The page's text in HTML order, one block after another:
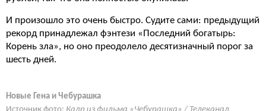
И произошло это очень быстро. Судите сами: предыдущий
рекорд принадлежал фэнтези «Последний богатырь:
Корень зла», но оно преодолело десятизначный порог за
шесть дней.
Новые Гена и Чебурашка